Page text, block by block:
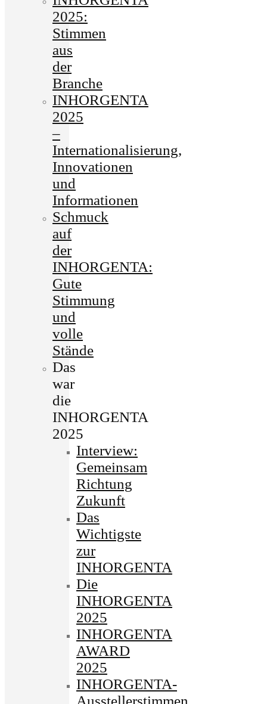
2025:
Stimmen
aus
der
Branche
INHORGENTA
2025
–
Internationalisierung,
Innovationen
und
Informationen
Schmuck
auf
der
INHORGENTA:
Gute
Stimmung
und
volle
Stände
Das
war
die
INHORGENTA
2025
Interview:
Gemeinsam
Richtung
Zukunft
Das
Wichtigste
zur
INHORGENTA
Die
INHORGENTA
2025
INHORGENTA
AWARD
2025
INHORGENTA-
Ausstellerstimmen